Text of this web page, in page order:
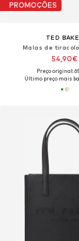
PROMOÇÕES
TED
Malas de tiracolo
54,90€
Preço original:
Último preço mais